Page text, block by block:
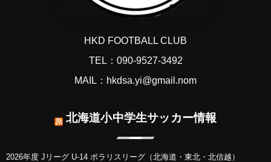
HKD FOOTBALL CLUB
TEL：090-9527-3492
MAIL：hkdsa.yi@gmail.nom
北海道小中学生サッカー情報
2026年度 Jリーグ U-14 ポラリスリーグ（北海道・東北・北信越）